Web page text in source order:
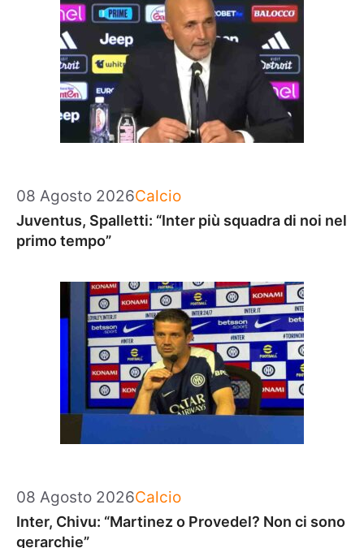
08 Agosto 2026Categorie
Calcio
Juventus, Spalletti: “Inter più squadra di noi nel
primo tempo”
08 Agosto 2026Categorie
Calcio
Inter, Chivu: “Martinez o Provedel? Non ci sono
gerarchie”